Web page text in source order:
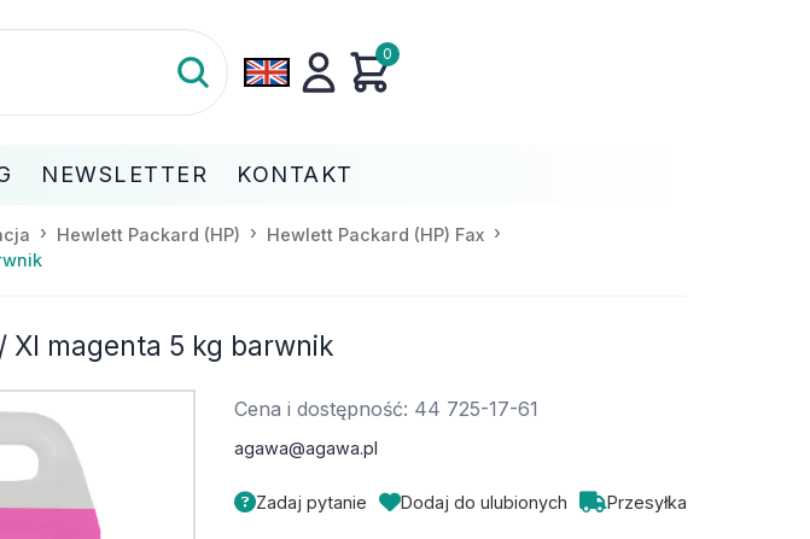
0
NEWSLETTER KONTAKT
Hewlett Packard (HP)
Hewlett Packard (HP) Fax
XI magenta 5 kg barwnik
Cena i dostępność: 44 725-17-61
agawa@agawa.pl
Zadaj pytanie Dodaj do ulubionych Przesyłka